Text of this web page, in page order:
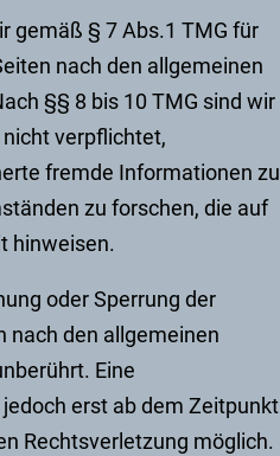
gemäß § 7 Abs.1 TMG für
nach den allgemeinen
§§ 8 bis 10 TMG sind wir
verpflichtet,
fremde Informationen zu
zu forschen, die auf
hinweisen.
oder Sperrung der
nach den allgemeinen
Eine
erst ab dem Zeitpunkt
Rechtsverletzung möglich.